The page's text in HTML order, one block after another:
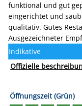
funktional und gut
eingerichtet und
qualitativ. Gutes
Ausgezeichneter
Indikative
abstimmung
Offizielle
Öffnungszeit (Grün)